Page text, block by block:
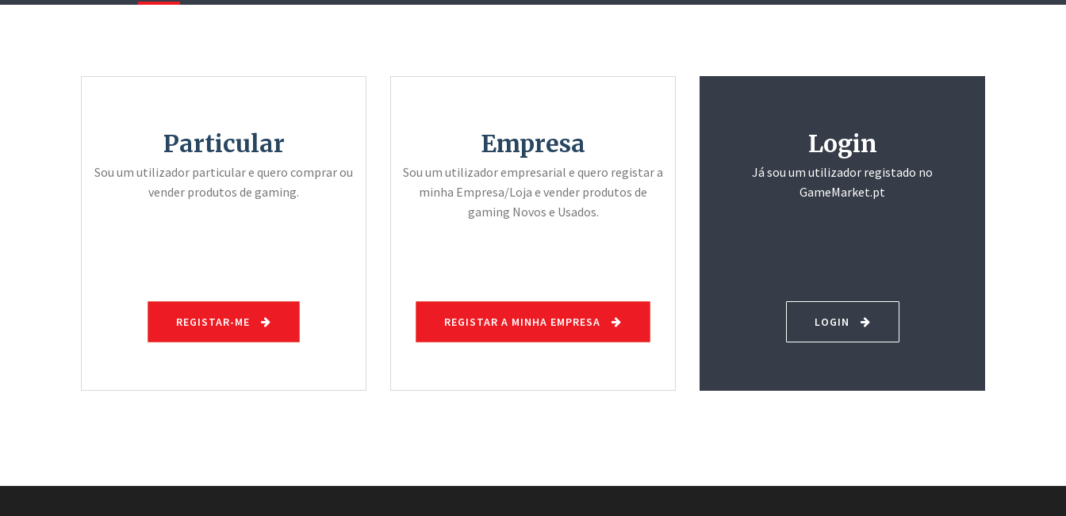
Particular
Sou um utilizador particular e quero comprar ou
vender produtos de gaming.
REGISTAR-ME
Empresa
Sou um utilizador empresarial e quero registar a
minha Empresa/Loja e vender produtos de
gaming Novos e Usados.
REGISTAR A MINHA EMPRESA
Login
Já sou um utilizador registado no
GameMarket.pt
LOGIN